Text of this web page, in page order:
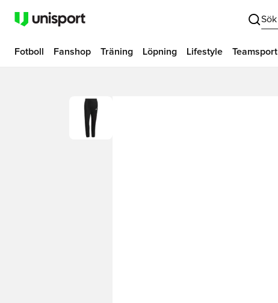
Sök
Fotboll Fanshop Träning Löpning Lifestyle Teamsport